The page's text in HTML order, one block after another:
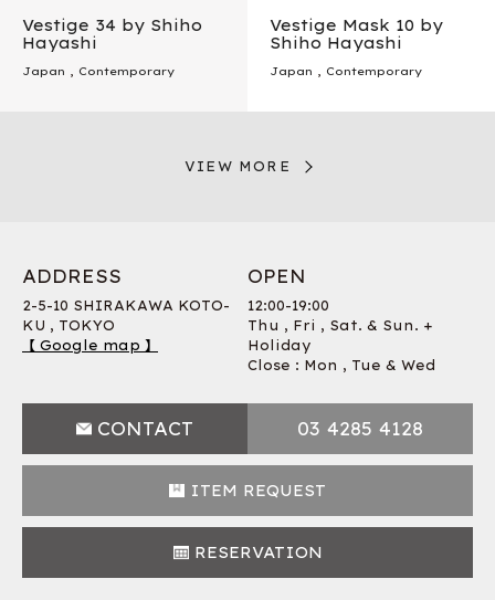
Vestige 34 by Shiho
Hayashi
Japan Contemporary
Vestige Mask 10 by
Shiho Hayashi
Japan Contemporary
VIEW MORE
ADDRESS
2-5-10 SHIRAKAWA KOTO-
KU , TOKYO
【 Google map 】
OPEN
12:00-19:00
Thu , Fri , Sat. & Sun. +
Holiday
Close : Mon , Tue & Wed
CONTACT 03 4285 4128
ITEM REQUEST
RESERVATION